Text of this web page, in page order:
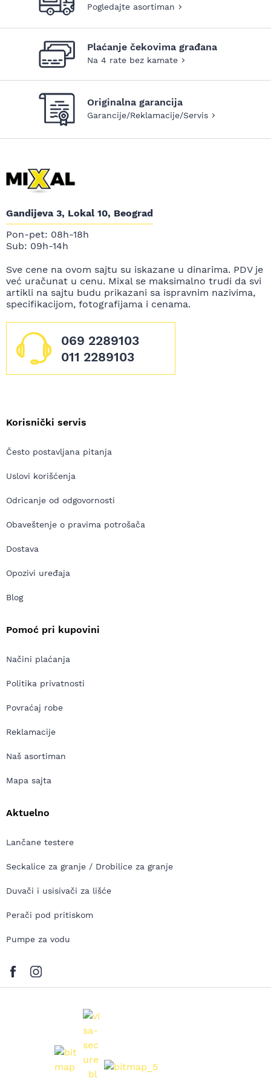
Pogledajte asortiman
Plaćanje čekovima građana
Na 4 rate bez kamate
Originalna garancija
Garancije/Reklamacije/Servis
Gandijeva 3, Lokal 10, Beograd
Pon-pet: 08h-18h
Sub: 09h-14h
Sve cene na ovom sajtu su iskazane u dinarima. PDV je
već uračunat u cenu. Mixal se maksimalno trudi da svi
artikli na sajtu budu prikazani sa ispravnim nazivima,
specifikacijom, fotografijama i cenama.
069 2289103
011 2289103
Korisnički servis
Često postavljana pitanja
Uslovi korišćenja
Odricanje od odgovornosti
Obaveštenje o pravima potrošača
Dostava
Opozivi uređaja
Blog
Pomoć pri kupovini
Načini plaćanja
Politika privatnosti
Povraćaj robe
Reklamacije
Naš asortiman
Mapa sajta
Aktuelno
Lančane testere
Seckalice za granje / Drobilice za granje
Duvači i usisivači za lišće
Perači pod pritiskom
Pumpe za vodu